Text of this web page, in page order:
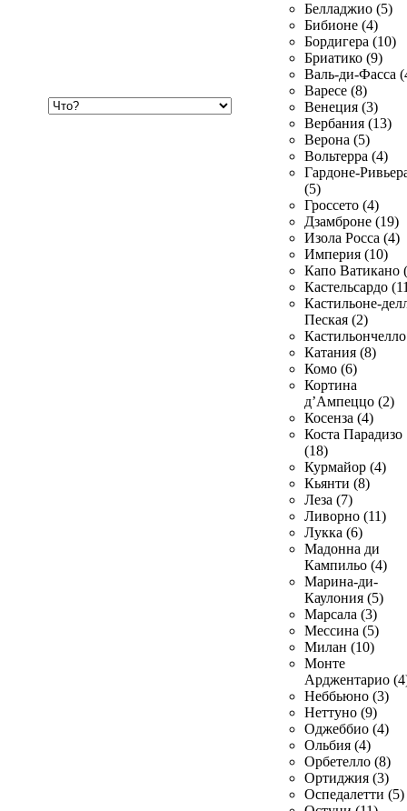
Белладжио (5)
Бибионе (4)
Бордигера (10)
Бриатико (9)
Валь-ди-Фасса
Варесе (8)
Венеция (3)
Вербания (13)
Верона (5)
Вольтерра (4)
Гардоне-
(5)
Гроссето (4)
Дзамброне (19)
Изола Росса (4)
Империя (10)
Капо Ватикано
Кастельсардо
Кастильоне-
Пеская (2)
Катания (8)
Комо (6)
Кортина
д’Ампеццо (2)
Косенза (4)
Коста Парадизо
(18)
Курмайор (4)
Кьянти (8)
Леза (7)
Ливорно (11)
Лукка (6)
Мадонна ди
Кампильо (4)
Марина-ди-
Каулония (5)
Марсала (3)
Мессина (5)
Милан (10)
Монте
Арджентарио
Неббьюно (3)
Неттуно (9)
Оджеббио (4)
Ольбия (4)
Орбетелло (8)
Ортиджия (3)
Оспедалетти (5)